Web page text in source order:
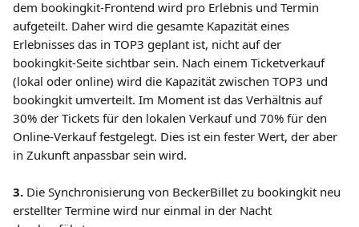
dem bookingkit-Frontend wird pro Erlebnis und Termin
aufgeteilt. Daher wird die gesamte Kapazität eines
Erlebnisses das in TOP3 geplant ist, nicht auf der
bookingkit-Seite sichtbar sein. Nach einem Ticketverkauf
(lokal oder online) wird die Kapazität zwischen TOP3 und
bookingkit umverteilt. Im Moment ist das Verhältnis auf
30% der Tickets für den lokalen Verkauf und 70% für den
Online-Verkauf festgelegt. Dies ist ein fester Wert, der aber
in Zukunft anpassbar sein wird.
3. Die Synchronisierung von BeckerBillet zu bookingkit neu
erstellter Termine wird nur einmal in der Nacht